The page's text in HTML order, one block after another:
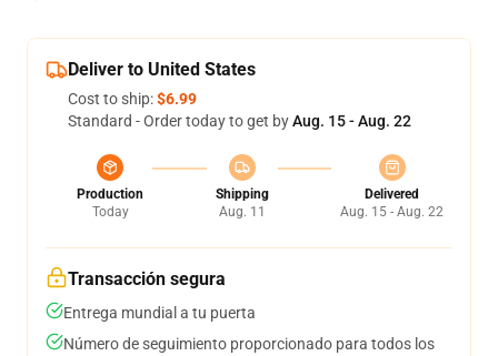
Deliver to United States
Cost to ship:$6.99
Standard - Order today to get byAug. 15 - Aug. 22
Production
Today
Shipping
Aug. 11
Delivered
Aug. 15 - Aug. 22
Transacción segura
Entrega mundial a tu puerta
Número de seguimiento proporcionado para todos los